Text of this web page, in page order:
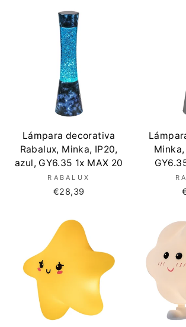
Lámpara decorativa
Rabalux, Minka, IP20,
azul, GY6.35 1x MAX 20
RABALUX
€28,39